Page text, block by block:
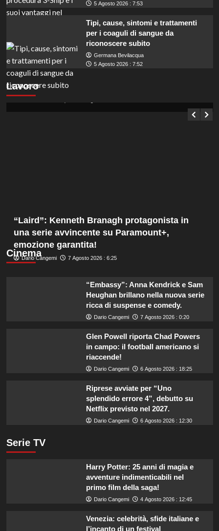
5 Agosto 2026 : 7:53
Tipi, cause, sintomi e trattamenti
per i coaguli di sangue da
riconoscere subito
Germana Bevilacqua
5 Agosto 2026 : 7:52
Lavoro
Lavoro per insegnanti con INDIRE: guadagna
200 euro al giorno in selezione pubblica.
Cinema
“Laird”: Kenneth Branagh protagonista in
una serie avvincente su Paramount+,
emozione garantita!
Dario Cangemi 7 Agosto 2026 : 6:25
“Embassy”: Anna Kendrick e Sam
Heughan brillano nella nuova serie
ricca di suspense e comedy.
Dario Cangemi 7 Agosto 2026 : 0:20
Glen Powell riporta Chad Powers
in campo: il football americano si
riaccende!
Dario Cangemi 6 Agosto 2026 : 18:25
Riprese avviate per “Uno
splendido errore 4”, debutto su
Netflix previsto nel 2027.
Dario Cangemi 6 Agosto 2026 : 12:30
Serie TV
Harry Potter: 25 anni di magia e
avventure indimenticabili nel
primo film della saga!
Dario Cangemi 4 Agosto 2026 : 12:45
Venezia: celebrità, sfide italiane e
l’incanto di un festival